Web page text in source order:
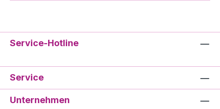
Service-Hotline
Service
Unternehmen